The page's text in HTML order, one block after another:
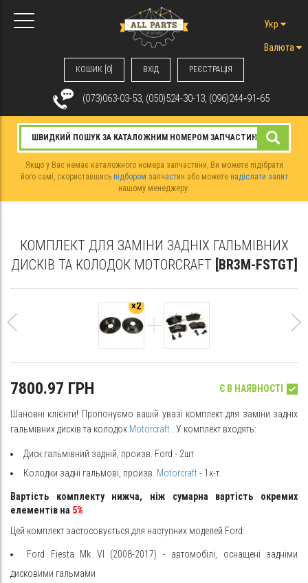
КОШИК [0] ВХIД РЕЄСТРАЦІЯ
Укр
Валюта
(073)063-03-53, (050)524-30-13, (096)244‑91‑65
Якщо у Вас немає каталожного номера запчастини, Ви можете підібрати
його самі, скориставшись підбором запчастин або можете надіслати запит
нашому менеджеру.
КОМПЛЕКТ ДЛЯ ЗАМІНИ ЗАДНІХ ГАЛЬМІВНИХ
ДИСКІВ ТА КОЛОДОК MOTORCRAFT [BR3M-FSTGT]
×2
7800.97 ГРН Є В НАЯВНОСТІ
Шановні клієнти! Пропонуємо вашій увазі комплект для заміни задніх
гальмівних дисків та колодок Motorcraft . У комплект входять:
Диск гальмівний задній, произв. Ford - 2шт
Колодки задні гальмові, произв. Motorcraft - 1к-т.
Вартість комплекту нижча, ніж сумарна вартість окремих
елементів на 5%
Цей комплект застосовується для наступних моделей Ford:
Ford Fiesta Mk VI (2008-2017) - автомобілі, оснащені задніми
дисковими гальмами